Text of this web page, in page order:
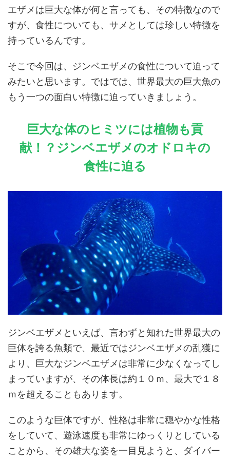
エザメは巨大な体が何と言っても、その特徴なので
すが、食性についても、サメとしては珍しい特徴を
持っているんです。
そこで今回は、ジンベエザメの食性について迫って
みたいと思います。ではでは、世界最大の巨大魚の
もう一つの面白い特徴に迫っていきましょう。
巨大な体のヒミツには植物も貢
献！？ジンベエザメのオドロキの
食性に迫る
ジンベエザメといえば、言わずと知れた世界最大の
巨体を誇る魚類で、最近ではジンベエザメの乱獲に
より、巨大なジンベエザメは非常に少なくなってし
まっていますが、その体長は約１０ｍ、最大で１８
ｍを超えることもあります。
このような巨体ですが、性格は非常に穏やかな性格
をしていて、遊泳速度も非常にゆっくりとしている
ことから、その雄大な姿を一目見ようと、ダイバー